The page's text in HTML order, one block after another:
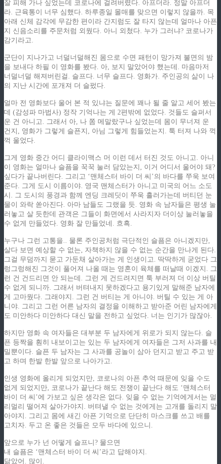
잘 피해 가나 싶었는데 코로나에 걸려버렸다. 아프더라. 정말 아프더
라. 근육통이 너무 심했다. 하루종일 몰매를 맞으면 이렇지 않을까. 목
아래 신체 감각에 무감한 편이라 간지럼도 잘 타지 않는데 얼마나 아픈
지 신음소리를 주문처럼 외웠다. 아니 외쳤다. 누가 그러냐? 코로나가
감기라고.
군단이 지나가고 너덜너덜해진 몸으로 수면 패턴이 망가져 불면의 밤
을 보내다 하필 이 영화를 봤다. 아, 보지 말았어야 했는데. 마음마저
너덜너덜 해져버린걸. 슬프다. 너무 슬프다. 영화가. 주인공의 삶이 나
의 지난 시간에 포개져 더 슬펐다.
얼마 전 영화보다 울어 본 적 있냐는 질문에 꽤나 될 줄 알고 세어 봤는
데 (감성파 마법사) 정작 기억나는 게 2편밖에 없었다. 것들도 슬퍼서
운 건 아니고. 그래서 아, 나 쫌 메말랐구나 싶었는데 몸이 무너져 운
건지, 영화가 그렇게 슬픈지, 아님 그렇게 힘들었는지. 툭 터져 나와 꺽
꺽 울었다.
그게 영화 중간 어디 클라이맥스 머 이런 데서 터진 것도 아니고. 아니
이 영화는 얼마나 슬픔을 꾹꾹 눌러 담았는지, 이거 어디서 울어야 돼?
싶다가 끝나버린다. 그리고 ‘맨체스터 바이 더 씨’의 바다를 쭈욱 보여
준다. 그게 도시 이름이야. 영국 맨체스터가 아니고 미국의 어느 소도
시. 그 도시의 풍경과 함께 엔딩 크레딧이 쭈욱 흘러가는데 버티던 눈
물이 와락 쏟아진다. 아마 남들도 그랬을 듯. 영화 속 남자들은 평생 눌
러놓고 살 듯한데 관객은 그들이 화면에서 사라지자 더이상 눌러놓을
수 없게 만들었다. 영화 잘 만들었네. 흐흑.
누구나 그런 고통을.. 물론 주인공처럼 극단적인 슬픔은 아니겠지만,
살다 보면 예상할 수 없는, 자책하지 않을 수 없는 순간을 만나게 된다.
그걸 무덤까지 묻고 가둔채 살아가는 게 인생이고. 딱딱하게 굳었다 그
렁그렁해진 그것이 풀어져 나올 때는 영혼이 육체를 떠날때 이겠지. 그
런 건 건드리면 안 되는데. 그런 게 건드려지면 툭 부러져 더 이상 버틸
수 없게 되니까. 그래서 버텨내지 못하겠다고 용기있게 말해준 남자에
게 고마웠다. 그래야지. 그런 건 버티는 게 아니야. 버틸 수 있는 게 아
니야. 그리고 그런 어른 남자의 결정을 이해하고 받아준 어린 남자에게
도 미안하다 미안하다 대신 말을 전하고 싶었다. 너는 인기가 많잖아.
하지만 영화 속 여자들은 대부분 두 남자에게 위로가 되지 않는다. 슬
픈 등짝을 훤히 내보이고는 있는 두 남자에게 여자들은 그저 사과를 내
밀뿐이다. 슬픈 두 남자는 그 사과를 공놀이 삼아 던지고 받고 주고 받
고 하며 한발 한발 앞으로 나아가고.
인생 영화에 올리게 되었지만, 코로나의 아픈 추억 때문에 잊을 수도
없게 되었지만, 코로나가 끝난다 해도 전쟁이 끝난다 해도 ‘맨체스터
바이 더 씨’에 가보고 싶은 생각은 없다. 잊을 수 없는 기억에게서는 멀
리멀리 떨어져 살아가야지. 버텨낼 수 없는 것에게는 고개를 돌리지 말
아야지. 그리고 몸에 새긴 아픈 기억으로 단단히 마스크를 쓰고 배를
고치자. 두고 온 좋은 것들은 모두 바다에 있으니.
앞으로 누가 넌 어떻게 슬프니? 물으면
내 슬픔은 ‘맨체스터 바이 더 씨’라고 답해야지.
닮았어. 많이.